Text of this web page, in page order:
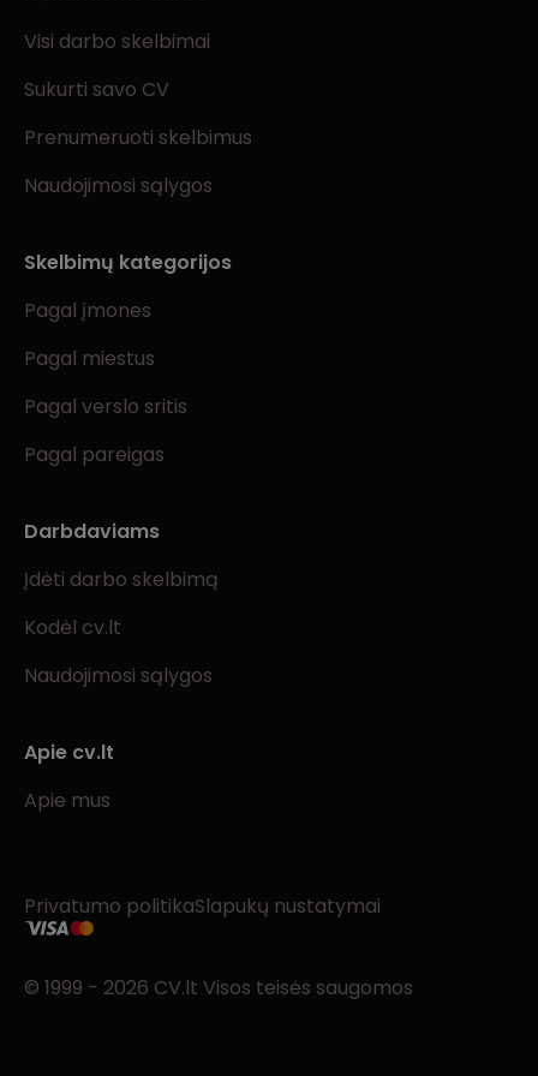
Visi darbo skelbimai
Sukurti savo CV
Prenumeruoti skelbimus
Naudojimosi sąlygos
Skelbimų kategorijos
Pagal įmones
Pagal miestus
Pagal verslo sritis
Pagal pareigas
Darbdaviams
Įdėti darbo skelbimą
Kodėl cv.lt
Naudojimosi sąlygos
Apie cv.lt
Apie mus
Privatumo politikaSlapukų nustatymai
© 1999 - 2026 CV.lt Visos teisės saugomos